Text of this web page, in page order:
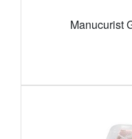
Manucurist